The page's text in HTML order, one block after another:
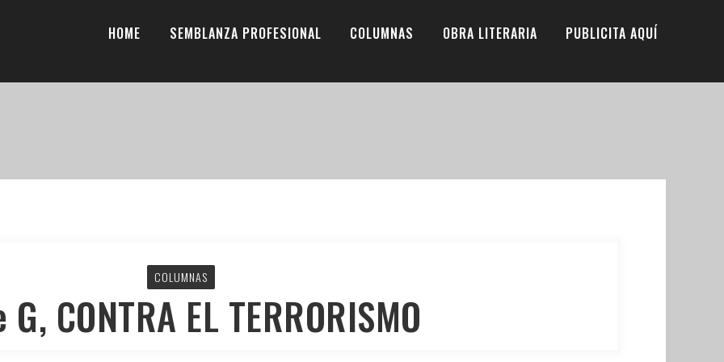
HOME SEMBLANZA PROFESIONAL COLUMNAS OBRA LITERARIA PUBLICITA AQUÍ
COLUMNAS
CONTRA EL TERRORISMO